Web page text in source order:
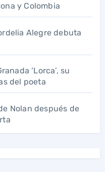
y Colombia
Alegre debuta
‘Lorca’, su
del poeta
Nolan después de